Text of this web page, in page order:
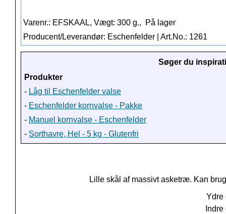
Varenr.: EFSKAAL, Vægt: 300 g.,
På lager
Producent/Leverandør: Eschenfelder | Art.No.: 1261
Søger du
Produkter
- Låg til Eschenfelder valse
- Eschenfelder kornvalse - Pakke
- Manuel kornvalse - Eschenfelder
- Sorthavre, Hel - 5 kg - Glutenfri
Lille skål af massivt asketræ. Kan
Ydre